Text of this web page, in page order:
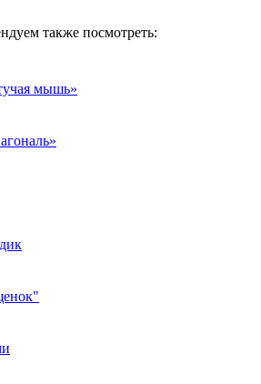
также посмотреть:
мышь»